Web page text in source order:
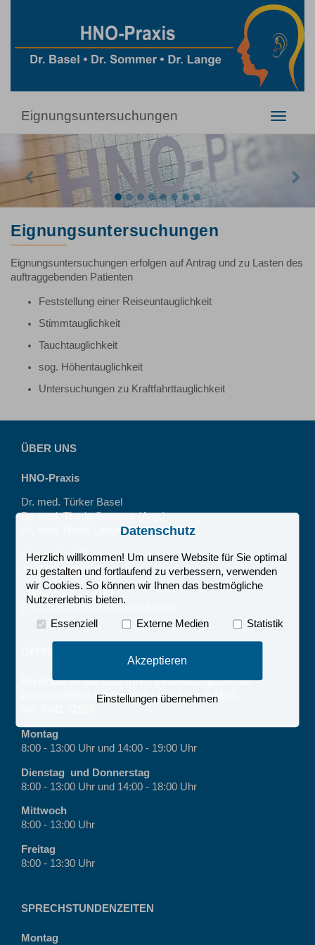
Eignungsuntersuchungen
Toggle
Previous
Eignungsuntersuchungen
Eignungsuntersuchungen erfolgen auf Antrag und zu Lasten des
auftraggebenden Patienten
Feststellung einer Reiseuntauglichkeit
Stimmtauglichkeit
Tauchtauglichkeit
sog. Höhentauglichkeit
Untersuchungen zu Kraftfahrttauglichkeit
ÜBER UNS
HNO-Praxis
Dr. med. Türker Basel
Dr. med. Theda Sommer (Ang.)
Dr. med. Nadin Lange (Ang.)
Bremer Str. 57
49084 Osnabrück
Telefon: 0541 72920
E-Mail: info(at)osnabrueck-hno.de
Vereinbaren Sie bitte Ihren Behandlungstermin
ausschließlich telefonisch - nicht per E-Mail.
Montag
8:00 - 13:00 Uhr und 14:00 - 19:00 Uhr
Dienstag und Donnerstag
8:00 - 13:00 Uhr und 14:00 - 18:00 Uhr
Mittwoch
8:00 - 13:00 Uhr
Freitag
8:00 - 13:30 Uhr
SPRECHSTUNDENZEITEN
Montag
Datenschutz
Herzlich willkommen! Um unsere Website für Sie optimal
zu gestalten und fortlaufend zu verbessern, verwenden
wir Cookies. So können wir Ihnen das bestmögliche
Nutzererlebnis bieten.
Essenziell Externe Medien Statistik
Akzeptieren
Einstellungen übernehmen